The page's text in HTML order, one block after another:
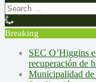
Breaking
SEC O’Higgins
recuperación de
Municipalidad de